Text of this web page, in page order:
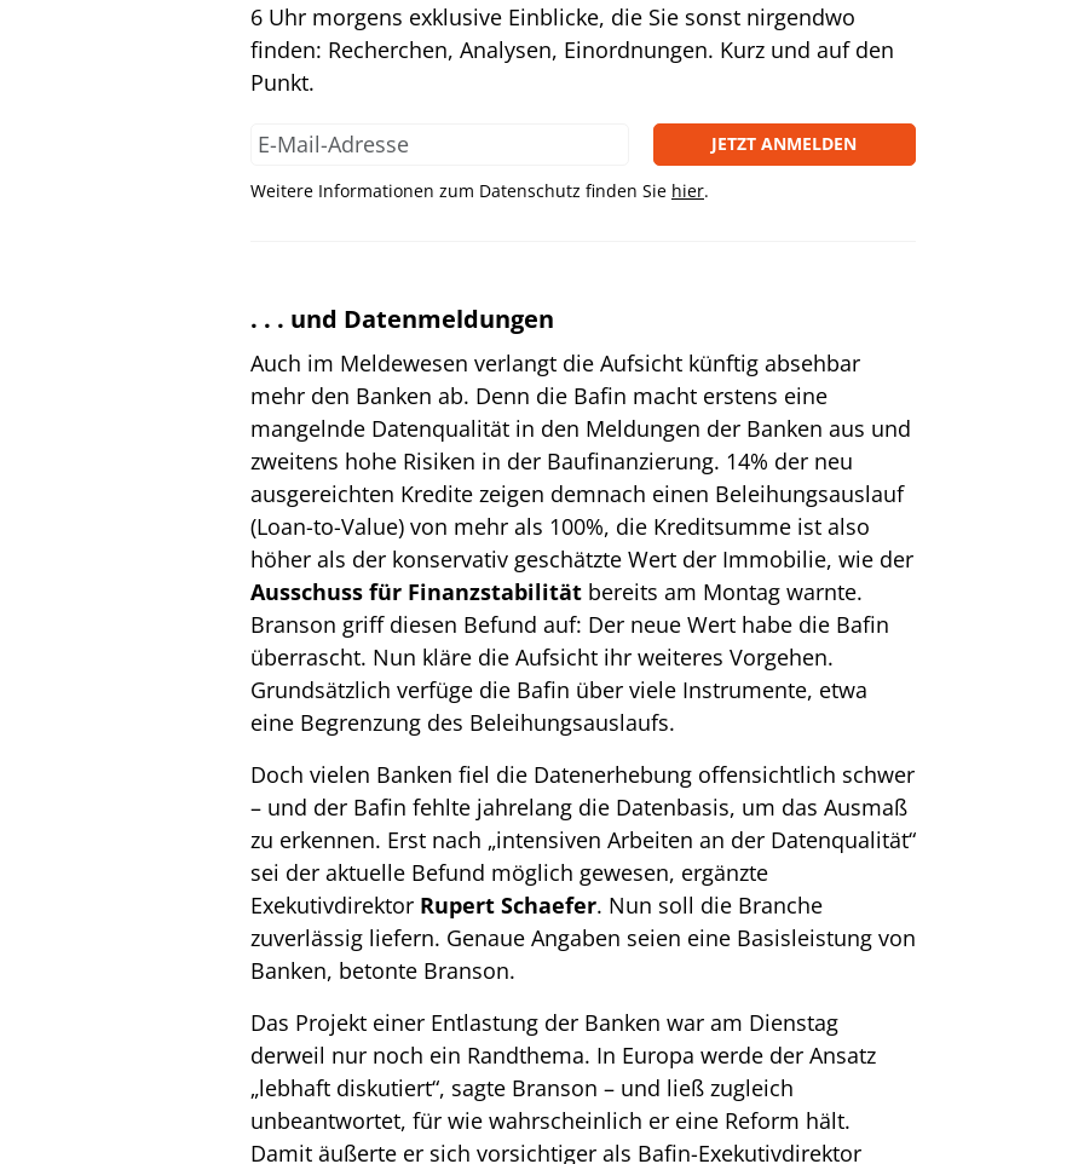
6 Uhr morgens exklusive Einblicke, die Sie sonst nirgendwo
finden: Recherchen, Analysen, Einordnungen. Kurz und auf den
Punkt.
JETZT ANMELDEN
Weitere Informationen zum Datenschutz finden Sie hier.
. . . und Datenmeldungen
Auch im Meldewesen verlangt die Aufsicht künftig absehbar
mehr den Banken ab. Denn die Bafin macht erstens eine
mangelnde Datenqualität in den Meldungen der Banken aus und
zweitens hohe Risiken in der Baufinanzierung. 14% der neu
ausgereichten Kredite zeigen demnach einen Beleihungsauslauf
(Loan-to-Value) von mehr als 100%, die Kreditsumme ist also
höher als der konservativ geschätzte Wert der Immobilie, wie der
Ausschuss für Finanzstabilität bereits am Montag warnte.
Branson griff diesen Befund auf: Der neue Wert habe die Bafin
überrascht. Nun kläre die Aufsicht ihr weiteres Vorgehen.
Grundsätzlich verfüge die Bafin über viele Instrumente, etwa
eine Begrenzung des Beleihungsauslaufs.
Doch vielen Banken fiel die Datenerhebung offensichtlich schwer
– und der Bafin fehlte jahrelang die Datenbasis, um das Ausmaß
zu erkennen. Erst nach „intensiven Arbeiten an der Datenqualität“
sei der aktuelle Befund möglich gewesen, ergänzte
Exekutivdirektor Rupert Schaefer. Nun soll die Branche
zuverlässig liefern. Genaue Angaben seien eine Basisleistung von
Banken, betonte Branson.
Das Projekt einer Entlastung der Banken war am Dienstag
derweil nur noch ein Randthema. In Europa werde der Ansatz
„lebhaft diskutiert“, sagte Branson – und ließ zugleich
unbeantwortet, für wie wahrscheinlich er eine Reform hält.
Damit äußerte er sich vorsichtiger als Bafin-Exekutivdirektor